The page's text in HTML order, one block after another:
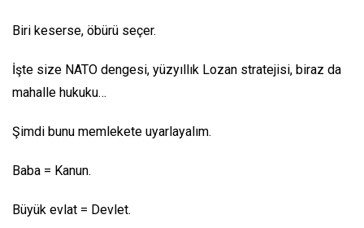
Biri keserse, öbürü seçer.
İşte size NATO dengesi, yüzyıllık Lozan stratejisi, biraz da
mahalle hukuku…
Şimdi bunu memlekete uyarlayalım.
Baba = Kanun.
Büyük evlat = Devlet.